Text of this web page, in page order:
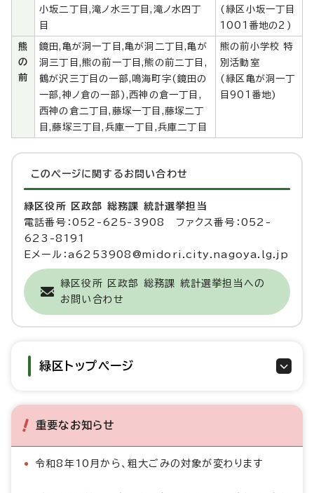
小坂二丁目,滝ノ水三丁目,滝ノ水四丁
目
(緑区小坂一丁目
1001番地の2)
熊
の
前
鏡田,亀が洞一丁目,亀が洞二丁目,亀が
洞三丁目,熊の前一丁目,熊の前二丁目,
鶴が沢三丁目の一部,鳴海町字(鏡田の
一部,神ノ倉の一部),西神の倉一丁目,
西神の倉二丁目,藤塚一丁目,藤塚二丁
目,藤塚三丁目,兵庫一丁目,兵庫二丁目
熊の前小学校 特
別活動室
(緑区亀が洞一丁
目901番地)
このページに関する お問い合わせ
緑区役所 区政部 総務課 統計選挙担当
電話番号：052-625-3908 ファクス番号：052-
623-8191
Eメール：a6253908@midori.city.nagoya.lg.jp
緑区役所 区政部 総務課 統計選挙担当への
お問い合わせ
緑区トップページ
重要なお知らせ
令和8年10月から、粗大ごみの対象が変わります